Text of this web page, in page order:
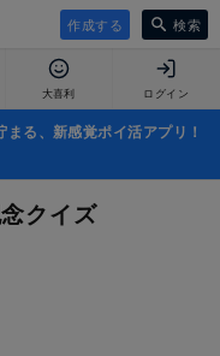
作成する 検索
大喜利 ログイン
る、新感覚ポイ活アプリ！
クイズ